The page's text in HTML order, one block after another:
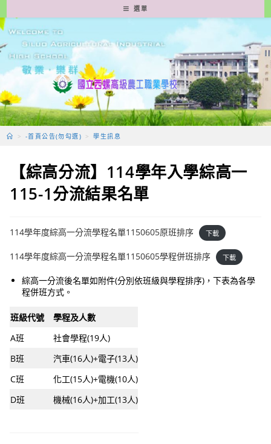
轉
至
要
容
選單
> -首頁公告(勿勾選) > 學生訊息
【綜高分流】114學年入學綜高一
115-1分流結果名單
114學年度綜高一分流學程名單1150605原班排序 下載
114學年度綜高一分流學程名單1150605學程併班排序 下載
綜高一分流後名單如附件(分別依班級與學程排序)，下表為各學
程併班方式。
班級代號
學程及人數
A班
社會學程(19人)
B班
汽車(16人)+電子(13人)
C班
化工(15人)+電機(10人)
D班
機械(16人)+加工(13人)